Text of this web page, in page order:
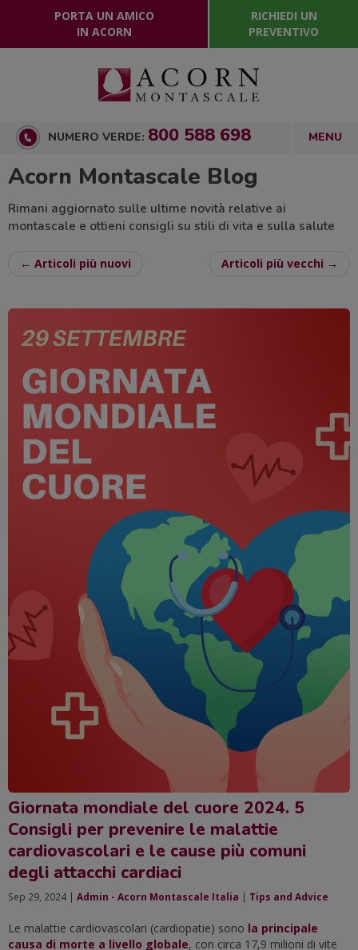
PORTA UN AMICO
IN ACORN
RICHIEDI UN
PREVENTIVO
NUMERO VERDE: 800 588 698
Acorn Montascale Blog
Rimani aggiornato sulle ultime novità relative ai
montascale e ottieni consigli su stili di vita e sulla salute
← Articoli più nuovi Articoli più vecchi →
Giornata mondiale del cuore 2024. 5
Consigli per prevenire le malattie
cardiovascolari e le cause più comuni
degli attacchi cardiaci
Sep 29, 2024 | Admin - Acorn Montascale Italia | Tips and Advice
Le malattie cardiovascolari (cardiopatie) sono la principale
causa di morte a livello globale, con circa 17,9 milioni di vite